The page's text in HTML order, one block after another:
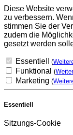
Diese Website
zu verbessern.
stimmen Sie der
zudem die
gesetzt werden
Essentiell (
Funktional (
Marketing (
Essentiell
Sitzungs-Cookie